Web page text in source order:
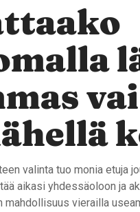
valinta tuo monia etuja
aikasi yhdessäoloon ja
mahdollisuus vierailla